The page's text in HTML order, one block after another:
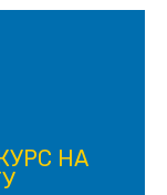
НА
35 лет